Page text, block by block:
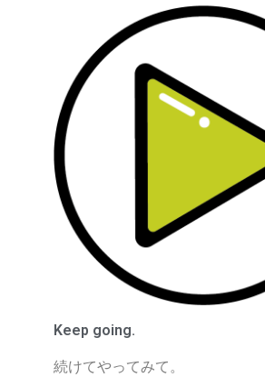
Keep going.
続けてやってみて。